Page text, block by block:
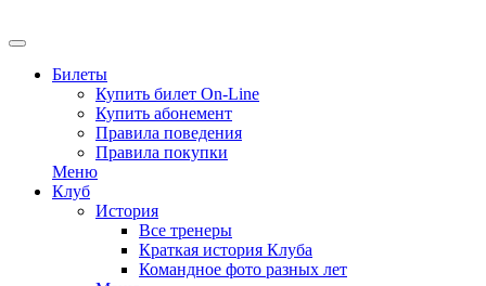
Билеты
Купить билет On-Line
Купить абонемент
Правила поведения
Правила покупки
Меню
Клуб
История
Все тренеры
Краткая история Клуба
Командное фото разных лет